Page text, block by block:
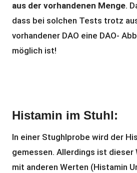
aus der vorhandenen Menge.
dass bei solchen Tests trotz
vorhandener DAO eine DAO-
möglich ist!
Histamin im Stuhl:
In einer Stughlprobe wird der
gemessen. Allerdings ist dieser
mit anderen Werten (Histamin